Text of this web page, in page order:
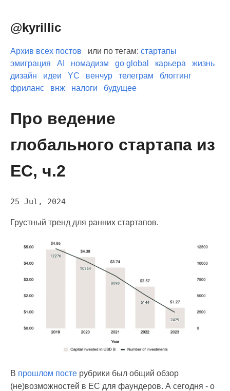
@kyrillic
Архив всех постов или по тегам: стартапы
эмиграция
AI номадизм go global карьера
жизнь
дизайн
идеи YC венчур телеграм
блоггинг
фриланс
внж налоги будущее
Про ведение
глобального стартапа из
ЕС, ч.2
25 Jul, 2024
Грустный тренд для ранних стартапов.
В прошлом посте рубрики был общий обзор
(не)возможностей в ЕС для фаундеров. А сегодня - о